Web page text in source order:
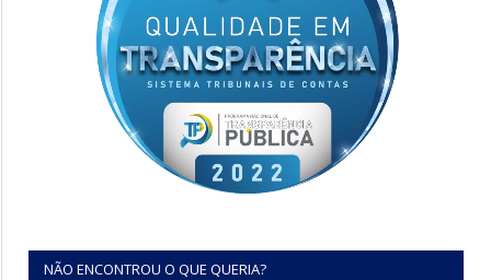
NÃO ENCONTROU O QUE QUERIA?